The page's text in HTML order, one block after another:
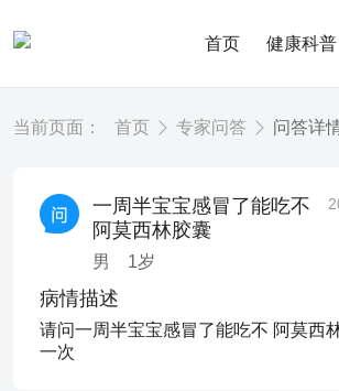
首页 健康科普
当前页面： 首页 专家问答 问答详
一周半宝宝感冒了能吃不
阿莫西林胶囊
男 1岁
病情描述
请问一周半宝宝感冒了能吃不 阿莫西
一次